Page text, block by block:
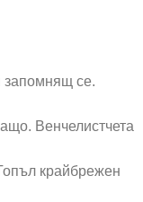
запомнящ се.
Венчелистчета
крайбрежен